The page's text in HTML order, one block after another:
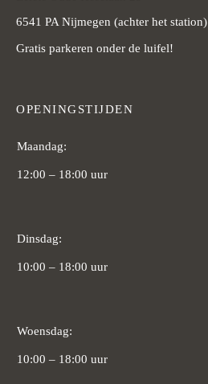
6541 PA Nijmegen (achter het station)
Gratis parkeren onder de luifel!
OPENINGSTIJDEN
Maandag:
12:00 – 18:00 uur
Dinsdag:
10:00 – 18:00 uur
Woensdag:
10:00 – 18:00 uur